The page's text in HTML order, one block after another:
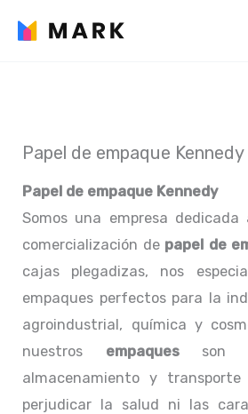
Papel de empaque Kennedy
Papel de empaque Kennedy
Somos una empresa
comercialización de papel de
cajas plegadizas, nos
empaques perfectos para la
agroindustrial, química y
nuestros empaquesson
almacenamiento y
perjudicar la salud ni las